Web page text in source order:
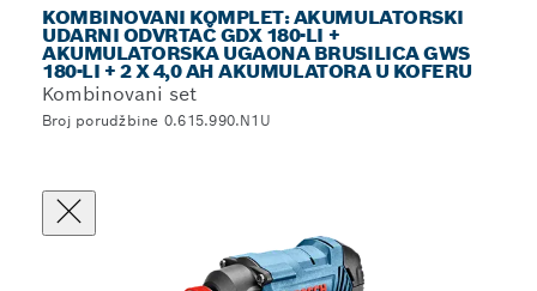
KOMBINOVANI KOMPLET: AKUMULATORSKI
UDARNI ODVRTAČ GDX 180-LI +
AKUMULATORSKA UGAONA BRUSILICA GWS
180-LI + 2 X 4,0 AH AKUMULATORA U KOFERU
Kombinovani set
Broj porudžbine 0.615.990.N1U